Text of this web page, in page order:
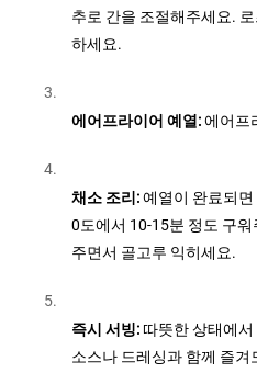
추로 간을 조절해주세요.
하세요.
에어프라이어 예열:에어프
채소 조리:예열이 완료되
0도에서 10-15분 정도 구
주면서 골고루 익히세요.
즉시 서빙: 따뜻한 상태에
소스나 드레싱과 함께 즐겨